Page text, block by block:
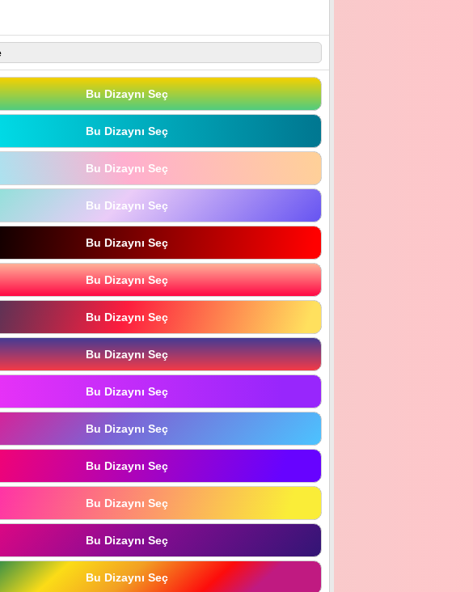
Bu Dizaynı Seç
Bu Dizaynı Seç
Bu Dizaynı Seç
Bu Dizaynı Seç
Bu Dizaynı Seç
Bu Dizaynı Seç
Bu Dizaynı Seç
Bu Dizaynı Seç
Bu Dizaynı Seç
Bu Dizaynı Seç
Bu Dizaynı Seç
Bu Dizaynı Seç
Bu Dizaynı Seç
Bu Dizaynı Seç